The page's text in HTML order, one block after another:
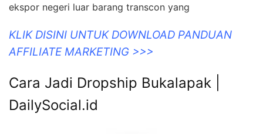
ekspor negeri luar barang transcon yang
KLIK DISINI UNTUK DOWNLOAD PANDUAN
AFFILIATE MARKETING >>>
Cara Jadi Dropship Bukalapak |
DailySocial.id